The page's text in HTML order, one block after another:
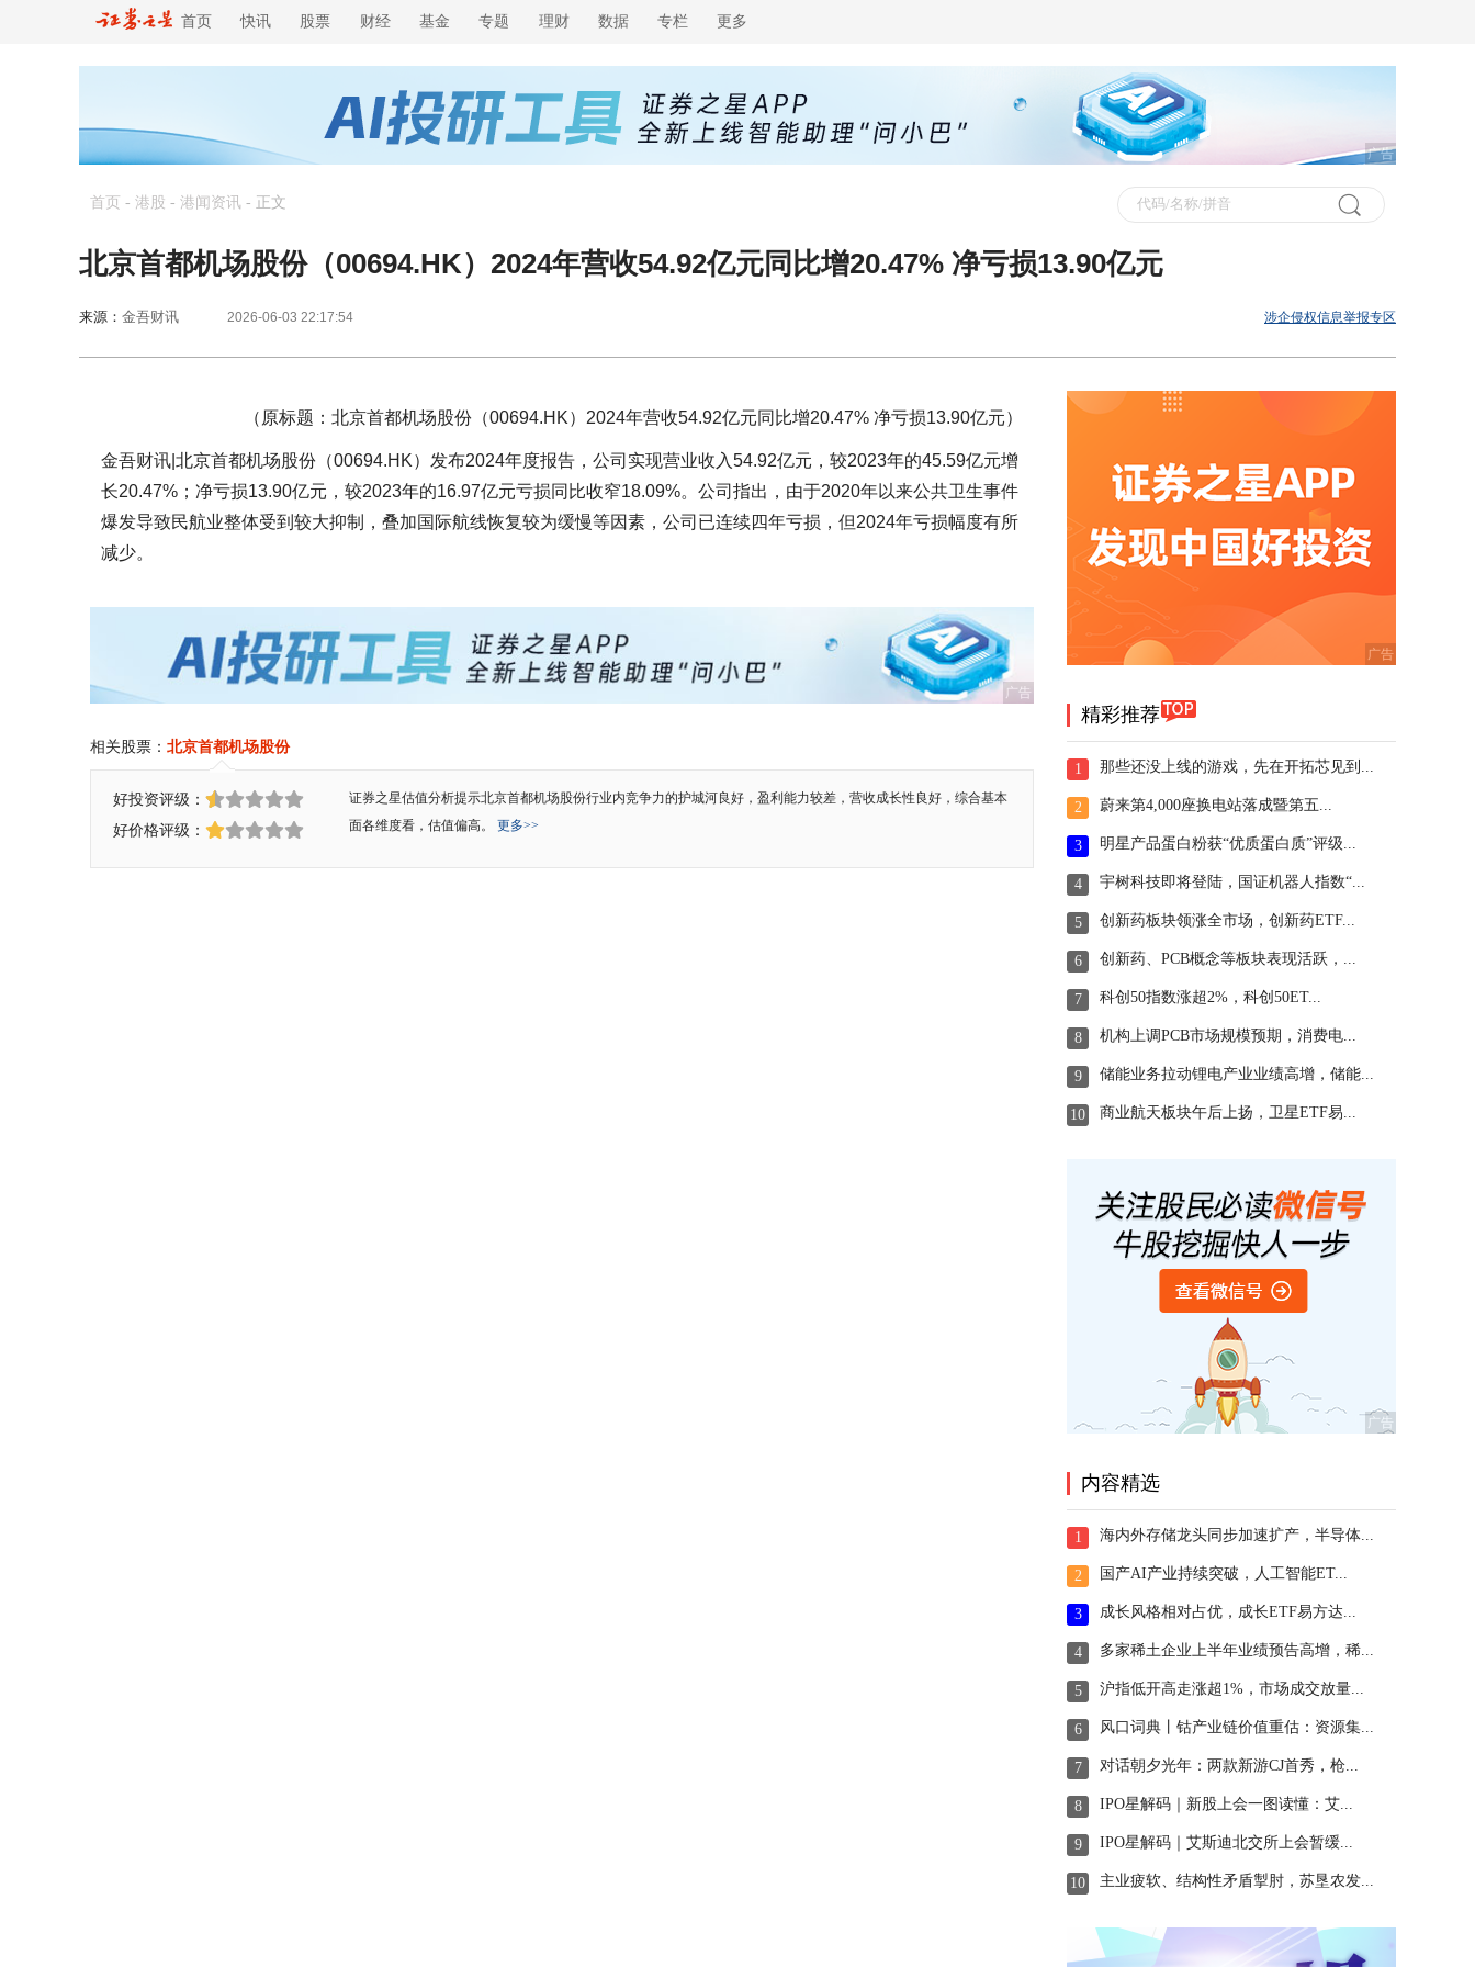
首页 快讯 股票 财经 基金 专题 理财 数据 专栏 更多
广告
首页 - 港股 - 港闻资讯 - 正文
北京首都机场股份（00694.HK）2024年营收54.92亿元同比增20.47% 净亏损13.90亿元
来源： 金吾财讯 2026-06-03 22:17:54 涉企侵权信息举报专区
（原标题：北京首都机场股份（00694.HK）2024年营收54.92亿元同比增20.47% 净亏损13.90亿元）
金吾财讯|北京首都机场股份（00694.HK）发布2024年度报告，公司实现营业收入54.92亿元，较2023年的45.59亿元增
长20.47%；净亏损13.90亿元，较2023年的16.97亿元亏损同比收窄18.09%。公司指出，由于2020年以来公共卫生事件
爆发导致民航业整体受到较大抑制，叠加国际航线恢复较为缓慢等因素，公司已连续四年亏损，但2024年亏损幅度有所
减少。
广告
相关股票： 北京首都机场股份
好投资评级：
好价格评级：
证券之星估值分析提示北京首都机场股份行业内竞争力的护城河良好，盈利能力较差，营收成长性良好，综合基本
面各维度看，估值偏高。 更多>>
精彩推荐
1 那些还没上线的游戏，先在开拓芯见到...
2 蔚来第4,000座换电站落成暨第五...
3 明星产品蛋白粉获“优质蛋白质”评级...
4 宇树科技即将登陆，国证机器人指数“...
5 创新药板块领涨全市场，创新药ETF...
6 创新药、PCB概念等板块表现活跃，...
7 科创50指数涨超2%，科创50ET...
8 机构上调PCB市场规模预期，消费电...
9 储能业务拉动锂电产业业绩高增，储能...
10 商业航天板块午后上扬，卫星ETF易...
内容精选
1 海内外存储龙头同步加速扩产，半导体...
2 国产AI产业持续突破，人工智能ET...
3 成长风格相对占优，成长ETF易方达...
4 多家稀土企业上半年业绩预告高增，稀...
5 沪指低开高走涨超1%，市场成交放量...
6 风口词典丨钴产业链价值重估：资源集...
7 对话朝夕光年：两款新游CJ首秀，枪...
8 IPO星解码｜新股上会一图读懂：艾...
9 IPO星解码｜艾斯迪北交所上会暂缓...
10 主业疲软、结构性矛盾掣肘，苏垦农发...